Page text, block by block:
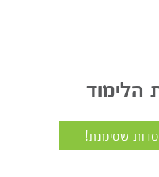
הלימוד
שסימנת!